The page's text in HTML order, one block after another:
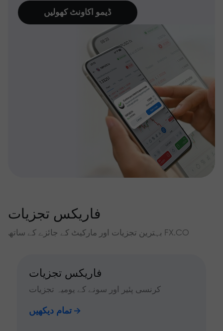
ڈیمو اکاونٹ کھولیں
فاریکس تجزیات
بہترین تجزیات اور مارکیٹ کے جائزے کے ساتھ FX.CO
فاریکس تجزیات
کرنسی پئیر اور سونے کے یومیہ تجزیات
تمام دیکھیں